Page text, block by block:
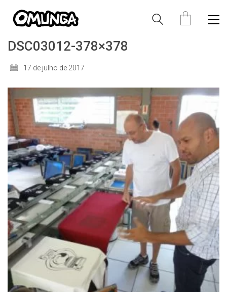
DSC03012-378×378
17 de julho de 2017